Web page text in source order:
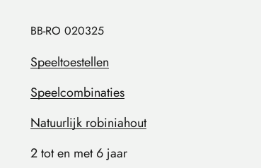
BB-RO 020325
Speeltoestellen
Speelcombinaties
Natuurlijk robiniahout
2 tot en met 6 jaar